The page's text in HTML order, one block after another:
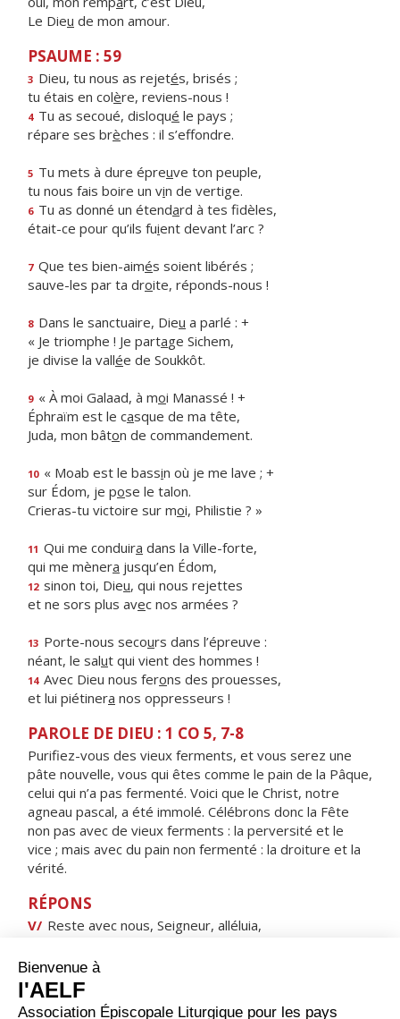
Le Dieu de mon amour.
PSAUME : 59
3 Dieu, tu nous as rejetés, brisés ;
tu étais en colère, reviens-nous !
4 Tu as secoué, disloqué le pays ;
répare ses brèches : il s’effondre.
5 Tu mets à dure épreuve ton peuple,
tu nous fais boire un vin de vertige.
6 Tu as donné un étendard à tes fidèles,
était-ce pour qu’ils fuient devant l’arc ?
7 Que tes bien-aimés soient libérés ;
sauve-les par ta droite, réponds-nous !
8 Dans le sanctuaire, Dieu a parlé : +
« Je triomphe ! Je partage Sichem,
je divise la vallée de Soukkôt.
9 « À moi Galaad, à moi Manassé ! +
Éphraïm est le casque de ma tête,
Juda, mon bâton de commandement.
10 « Moab est le bassin où je me lave ; +
sur Édom, je pose le talon.
Crieras-tu victoire sur moi, Philistie ? »
11 Qui me conduira dans la Ville-forte,
qui me mènera jusqu’en Édom,
12 sinon toi, Dieu, qui nous rejettes
et ne sors plus avec nos armées ?
13 Porte-nous secours dans l’épreuve :
néant, le salut qui vient des hommes !
14 Avec Dieu nous ferons des prouesses,
et lui piétinera nos oppresseurs !
PAROLE DE DIEU : 1 CO 5, 7-8
Purifiez-vous des vieux ferments, et vous serez une
pâte nouvelle, vous qui êtes comme le pain de la Pâque,
celui qui n’a pas fermenté. Voici que le Christ, notre
agneau pascal, a été immolé. Célébrons donc la Fête
non pas avec de vieux ferments : la perversité et le
vice ; mais avec du pain non fermenté : la droiture et la
vérité.
RÉPONS
V/ Reste avec nous, Seigneur, alléluia,
ORAISON
Tu nous recrées, Seigneur, pour la vie éternelle dans la